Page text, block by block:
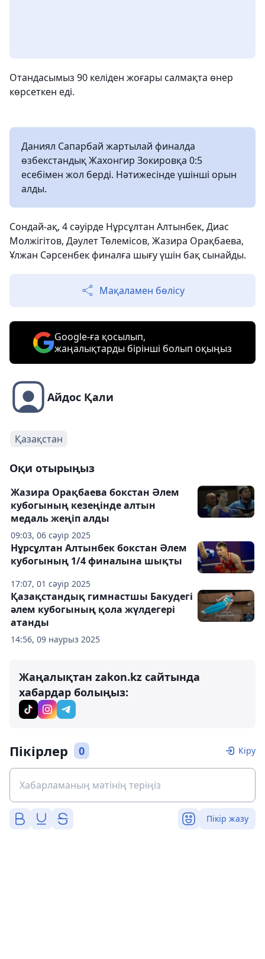
Отандасымыз 90 келіден жоғары салмақта өнер
көрсеткен еді.
Даниял Сапарбай жартылай финалда
өзбекстандық Жахонгир Зокировқа 0:5
есебімен жол берді. Нәтижесінде үшінші орын
алды.
Сондай-ақ, 4 сәуірде Нұрсұлтан Алтынбек, Диас
Молжігітов, Дәулет Төлемісов, Жазира Орақбаева,
Ұлжан Сәрсенбек финалға шығу үшін бақ сынайды.
Мақаламен бөлісу
Google-ға қосылып,
жаңалықтарды бірінші болып оқыңыз
Айдос Қали
Қазақстан
Оқи отырыңыз
09:03, 06 сәуір 2025
Жазира Орақбаева бокстан Әлем
кубогының кезеңінде алтын
медаль жеңіп алды
17:07, 01 сәуір 2025
Нұрсұлтан Алтынбек бокстан Әлем
кубогының 1/4 финалына шықты
14:56, 09 наурыз 2025
Қазақстандық гимнастшы Бакудегі
әлем кубогының қола жүлдегері
атанды
Жаңалықтан zakon.kz сайтында
хабардар болыңыз:
Пікірлер 0 Кіру
Пікір жазу